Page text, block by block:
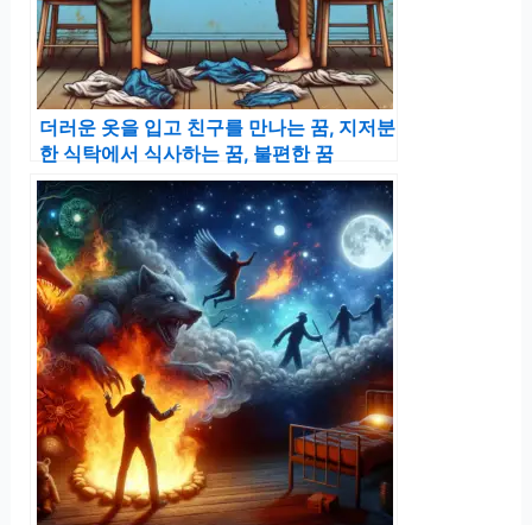
더러운 옷을 입고 친구를 만나는 꿈, 지저분
한 식탁에서 식사하는 꿈, 불편한 꿈